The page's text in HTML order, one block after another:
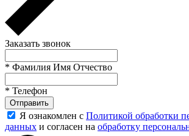
Заказать звонок
* Фамилия Имя Отчество
* Телефон
Отправить
Я ознакомлен с Политикой обработки
данных и согласен на обработку